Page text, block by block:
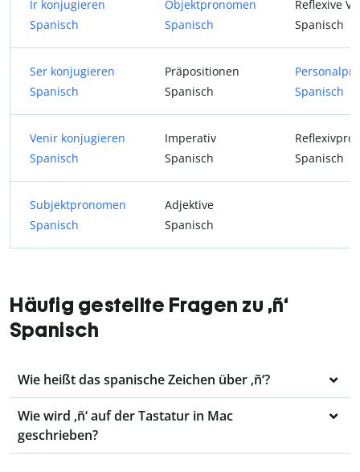
Ir konjugieren
Spanisch
Objektpronomen
Spanisch
Reflexive
Spanisch
Ser konjugieren
Spanisch
Präpositionen
Spanisch
Spanisch
Venir konjugieren
Spanisch
Imperativ
Spanisch
Spanisch
Subjektpronomen
Spanisch
Adjektive
Spanisch
Häufig gestellte Fragen zu ‚ñ‘
Spanisch
Wie heißt das spanische Zeichen über ‚ñ‘?
Wie wird ‚ñ‘ auf der Tastatur in Mac
geschrieben?